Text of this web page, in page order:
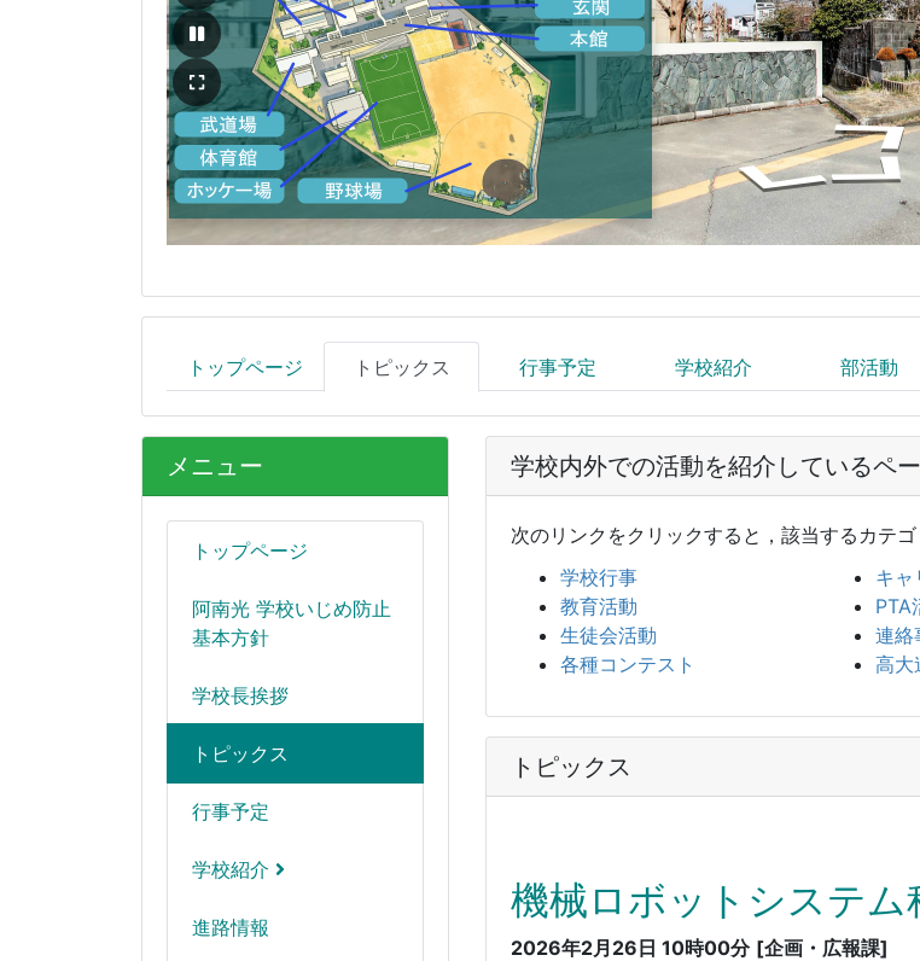
トップページ トピックス 行事予定 学校紹介 部活動
メニュー
トップページ
阿南光 学校いじめ防止
基本方針
学校長挨拶
トピックス
行事予定
学校紹介
進路情報
学校内外での活動を紹介しているペ
次のリンクをクリックすると，該当するカテゴ
学校行事
教育活動
生徒会活動
各種コンテスト
キャ
PTA
連絡
高大
トピックス
機械ロボットシステム
2026年2月26日 10時00分 [企画・広報課]